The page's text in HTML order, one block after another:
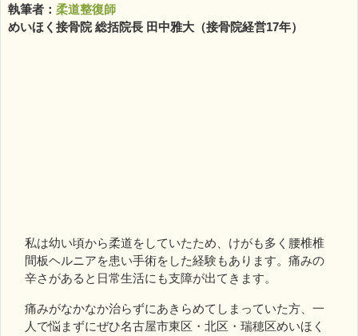
執筆者： 柔道整復師
めいほく接骨院 総括院長 田中雅大（接骨院経営17年）
私は幼い頃から柔道をしていたため、けがも多く腰椎椎
間板ヘルニアを患い手術をした経験もあります。痛みの
辛さがあると日常生活にも支障が出てきます。
痛みがなかなか治らずにあきらめてしまっていた方、一
人で悩まずにぜひ名古屋市東区・北区・瑞穂区めいほく